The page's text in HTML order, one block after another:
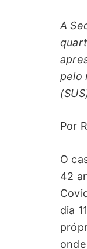
A
pelo
Por
O
42
dia